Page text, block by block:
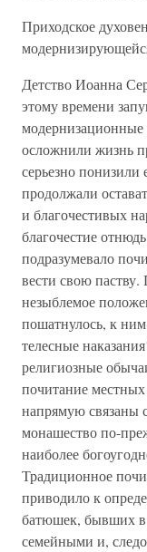
Приходское
Детство Иоанна
этому времени
модернизационные
осложнили жизнь
серьезно понизили
продолжали
и благочестивых
благочестие
подразумевало
вести свою паству.
незыблемое
пошатнулось, к
телесные наказания
религиозные
почитание
напрямую связаны
монашество по-
наиболее
Традиционное
приводило к
батюшек, бывших
семейными и,